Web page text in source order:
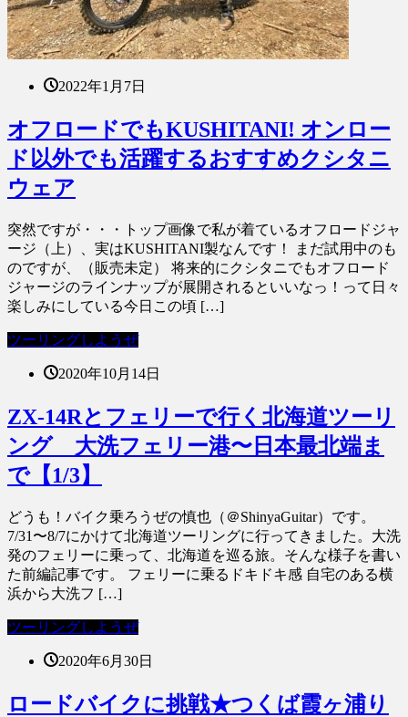
2022年1月7日
オフロードでもKUSHITANI! オンロー
ド以外でも活躍するおすすめクシタニ
ウェア
突然ですが・・・トップ画像で私が着ているオフロードジャ
ージ（上）、実はKUSHITANI製なんです！ まだ試用中のも
のですが、（販売未定） 将来的にクシタニでもオフロード
ジャージのラインナップが展開されるといいなっ！って日々
楽しみにしている今日この頃 […]
ツーリングしようぜ
2020年10月14日
ZX-14Rとフェリーで行く北海道ツーリ
ング 大洗フェリー港〜日本最北端ま
で【1/3】
どうも！バイク乗ろうぜの慎也（＠ShinyaGuitar）です。
7/31〜8/7にかけて北海道ツーリングに行ってきました。大洗
発のフェリーに乗って、北海道を巡る旅。そんな様子を書い
た前編記事です。 フェリーに乗るドキドキ感 自宅のある横
浜から大洗フ […]
ツーリングしようぜ
2020年6月30日
ロードバイクに挑戦★つくば霞ヶ浦り